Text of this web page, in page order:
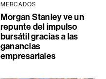
MERCADOS
Morgan Stanley ve un
repunte del impulso
bursátil gracias a las
ganancias
empresariales